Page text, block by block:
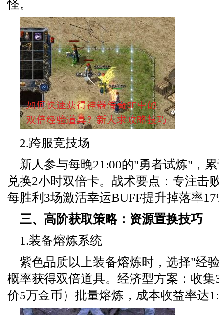
怪。
2.跨服竞技场
新人参与每晚21:00的"勇者试炼"，
兑换2小时双倍卡。战术要点：专注击
每胜利3场激活幸运BUFF提升掉落率
三、高阶获取策略：资源置换技巧
1.装备熔炼系统
紫色品质以上装备熔炼时，选择"经
概率获得双倍道具。经济型方案：收
价5万金币）批量熔炼，成本收益率达